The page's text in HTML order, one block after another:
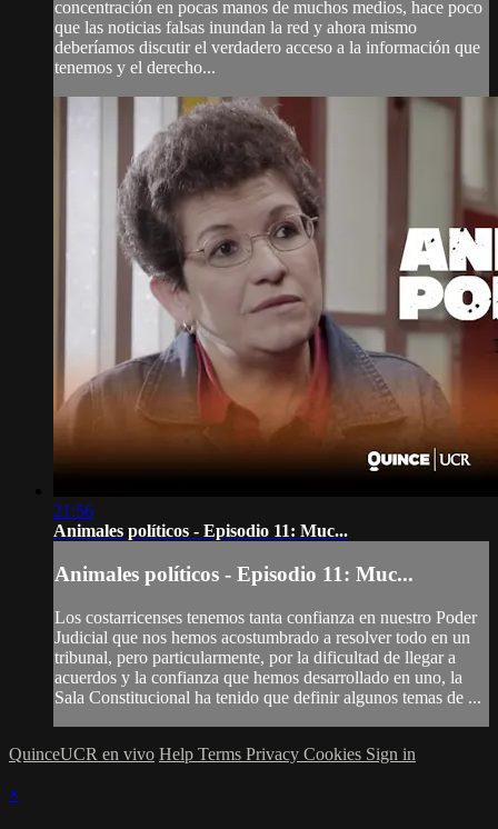
concentración en pocas manos de muchos medios, hace poco
que las noticias falsas inundan la red y ahora mismo
deberíamos discutir el verdadero acceso a la información que
tenemos y el derecho...
21:56
Animales políticos - Episodio 11: Muc...
Animales políticos - Episodio 11: Muc...
Los costarricenses tenemos tanta confianza en nuestro Poder
Judicial que nos hemos acostumbrado a resolver todo en un
tribunal, pero particularmente, por la dificultad de llegar a
acuerdos y la confianza que hemos desarrollado en uno, la
Sala Constitucional ha tenido que definir algunos temas de ...
QuinceUCR en vivo Help Terms Privacy Cookies Sign in
×